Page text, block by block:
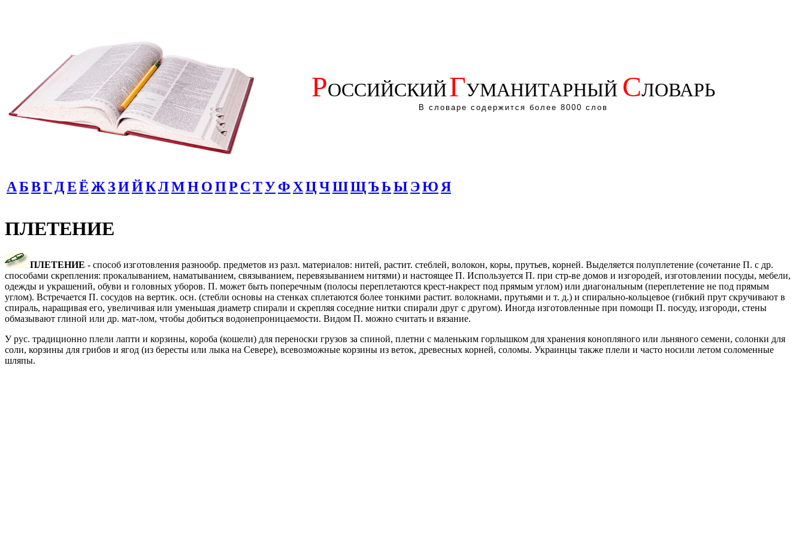
РОССИЙСКИЙГУМАНИТАРНЫЙ СЛОВАРЬ
В словаре содержится более 8000 слов
АБВГ ДЕЁ Ж ЗИЙКЛМНОПР СТУФ ХЦЧШЩЪЬЫЭЮ Я
ПЛЕТЕНИЕ
ПЛЕТЕНИЕ - способ изготовления разнообр. предметов из разл. материалов: нитей, растит. стеблей, волокон, коры, прутьев, корней. Выделяется полуплетение (сочетание П. с др.
способами скрепления: прокалыванием, наматыванием, связыванием, перевязыванием нитями) и настоящее П. Используется П. при стр-ве домов и изгородей, изготовлении посуды, мебели,
одежды и украшений, обуви и головных уборов. П. может быть поперечным (полосы переплетаются крест-накрест под прямым углом) или диагональным (переплетение не под прямым
углом). Встречается П. сосудов на вертик. осн. (стебли основы на стенках сплетаются более тонкими растит. волокнами, прутьями и т. д.) и спирально-кольцевое (гибкий прут скручивают в
спираль, наращивая его, увеличивая или уменьшая диаметр спирали и скрепляя соседние нитки спирали друг с другом). Иногда изготовленные при помощи П. посуду, изгороди, стены
обмазывают глиной или др. мат-лом, чтобы добиться водонепроницаемости. Видом П. можно считать и вязание.
У рус. традиционно плели лапти и корзины, короба (кошели) для переноски грузов за спиной, плетни с маленьким горлышком для хранения конопляного или льняного семени, солонки для
соли, корзины для грибов и ягод (из бересты или лыка на Севере), всевозможные корзины из веток, древесных корней, соломы. Украинцы также плели и часто носили летом соломенные
шляпы.